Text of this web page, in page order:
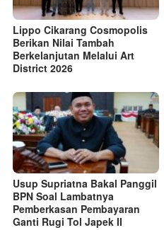
Lippo Cikarang Cosmopolis
Berikan Nilai Tambah
Berkelanjutan Melalui Art
District 2026
Usup Supriatna Bakal Panggil
BPN Soal Lambatnya
Pemberkasan Pembayaran
Ganti Rugi Tol Japek II